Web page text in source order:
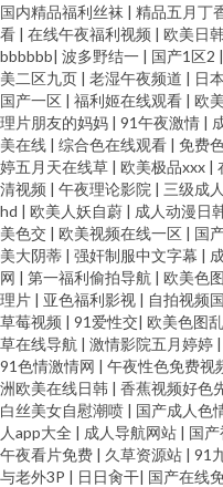
国内精品福利丝袜 | 精品五月丁
看 | 在线午夜福利视频 | 欧美日
bbbbbb| 波多野结一 | 国产1区2 |
美二区九页 | 老湿午夜频道 | 日
国产一区 | 福利姬在线观看 | 欧
理片朋友的妈妈 | 91午夜激情 |
美在线 | 综合色在线观看 | 免费
婷五月天在线草 | 欧美极品xxx |
清视频 | 午夜理论影院 | 三级成
hd | 欧美人妖自蔚 | 成人动漫日
美色交 | 欧美视频在线一区 | 国
美大阴蒂 | 强奸制服中文字幕 |
网 | 第一福利偷拍导航 | 欧美色
理片 | 亚色福利影视 | 自拍视频
草莓视频 | 91爱性交| 欧美色图
草在线导航 | 激情影院五月婷婷 |
91色情激情网 | 午夜性色免费视
洲欧美在线日韩 | 香蕉视频好色
白丝美女自慰潮喷 | 国产成人色
人app大全 | 成人导航网站 | 国
午夜看片免费 | 久草资源站 | 91
与老外3P | 日日肏干| 国产在线